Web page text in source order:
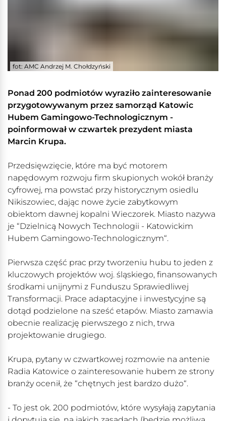
fot: AMC Andrzej M. Chołdzyński
Ponad 200 podmiotów wyraziło zainteresowanie
przygotowywanym przez samorząd Katowic
Hubem Gamingowo-Technologicznym -
poinformował w czwartek prezydent miasta
Marcin Krupa.
Przedsięwzięcie, które ma być motorem
napędowym rozwoju firm skupionych wokół branży
cyfrowej, ma powstać przy historycznym osiedlu
Nikiszowiec, dając nowe życie zabytkowym
obiektom dawnej kopalni Wieczorek. Miasto nazywa
je “Dzielnicą Nowych Technologii - Katowickim
Hubem Gamingowo-Technologicznym“.
Pierwsza część prac przy tworzeniu hubu to jeden z
kluczowych projektów woj. śląskiego, finansowanych
środkami unijnymi z Funduszu Sprawiedliwej
Transformacji. Prace adaptacyjne i inwestycyjne są
dotąd podzielone na sześć etapów. Miasto zamawia
obecnie realizację pierwszego z nich, trwa
projektowanie drugiego.
Krupa, pytany w czwartkowej rozmowie na antenie
Radia Katowice o zainteresowanie hubem ze strony
branży ocenił, że “chętnych jest bardzo dużo“.
- To jest ok. 200 podmiotów, które wysyłają zapytania